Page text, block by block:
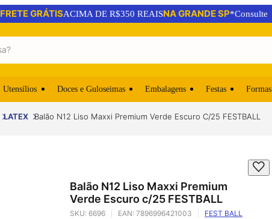
FRETE GRÁTISACIMA DE R$350 REAISNA GRANDE SP*Consulte
Utensílios Doces e Guloseimas Embalagens Festas Formas
LATEX Balão N12 Liso Maxxi Premium Verde Escuro C/25 FESTBALL
Balão N12 Liso Maxxi Premium
Verde Escuro c/25 FESTBALL
SKU: 6696 EAN: 7896996421003 FEST BALL